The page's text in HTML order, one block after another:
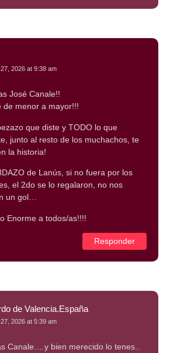
2026 at 9:38 am
José Canale!!
de menor a mayor!!!
que diste y TODO lo que
junto al resto de los muchachos, te
la historia!
de Lanús, si no fuera por los
el 2do se lo regalaron, no nos
un gol…
Enorme a todos/as!!!!
Responder
de Valencia.España
2026 at 5:39 am
Canale….y bien merecido lo tenes..